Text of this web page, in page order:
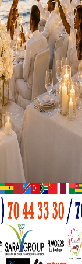
dépeignant
par les
un
suscite
et accessibles à
du sport et de la